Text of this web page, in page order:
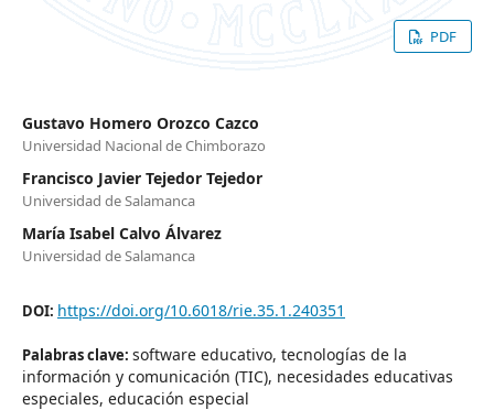
PDF
Gustavo Homero Orozco Cazco
Universidad Nacional de Chimborazo
Francisco Javier Tejedor Tejedor
Universidad de Salamanca
María Isabel Calvo Álvarez
Universidad de Salamanca
DOI: https://doi.org/10.6018/rie.35.1.240351
Palabras clave: software educativo, tecnologías de la
información y comunicación (TIC), necesidades educativas
especiales, educación especial